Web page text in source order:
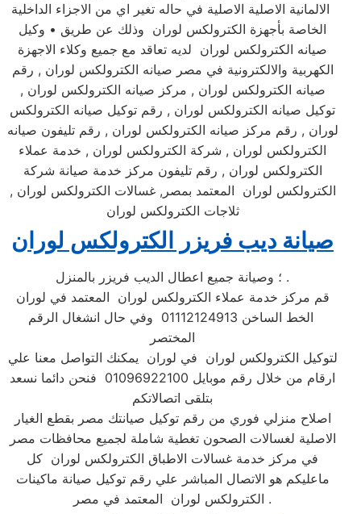
الالمانية الاصلية الاصلية في حاله تغير اي من الاجزاء الداخلية
الخاصة بأجهزة الكترولكس لوران وذلك عن طريق • وكيل
صيانه الكترولكس لوران لديه تعاقد مع جميع وكلاء الاجهزة
الكهربية والالكترونية في مصر صيانه الكترولكس لوران , رقم
صيانه الكترولكس لوران , مركز صيانه الكترولكس لوران ,
توكيل صيانه الكترولكس لوران , رقم توكيل صيانه الكترولكس
لوران , رقم مركز صيانه الكترولكس لوران , رقم تليفون صيانه
الكترولكس لوران , شركة الكترولكس لوران , خدمة عملاء
الكترولكس لوران , رقم تليفون مركز خدمة صيانة شركة
الكترولكس لوران المعتمد بمصر, غسالات الكترولكس لوران ,
ثلاجات الكترولكس لوران
صيانة ديب فريزر الكترولكس لوران
؛ وصيانة جميع اعطال الديب فريزر بالمنزل .
قم مركز خدمة عملاء الكترولكس لوران المعتمد في لوران
الخط الساخن 01112124913 وفي حال انشغال الرقم
المختصر
لتوكيل الكترولكس لوران في لوران يمكنك التواصل معنا علي
ارقام من خلال رقم موبايل 01096922100 فنحن دائما نسعد
بتلقى اتصالاتكم
اصلاح منزلي فوري من رقم توكيل صيانتك مصر بقطع الغيار
الاصلية لغسالات الصحون تغطية شاملة لجميع محافظات مصر
في مركز خدمة غسالات الاطباق الكترولكس لوران كل
ماعليكم هو الاتصال المباشر علي رقم توكيل صيانة ماكينات
الكترولكس لوران المعتمد في مصر .